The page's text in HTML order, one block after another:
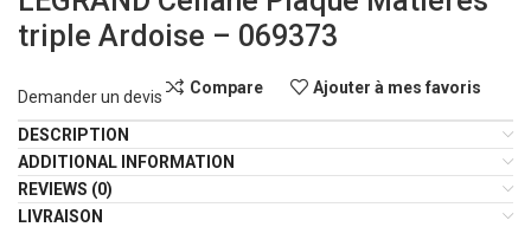
triple Ardoise – 069373
Demander un devis
Compare Ajouter à mes favoris
DESCRIPTION
ADDITIONAL INFORMATION
REVIEWS (0)
LIVRAISON